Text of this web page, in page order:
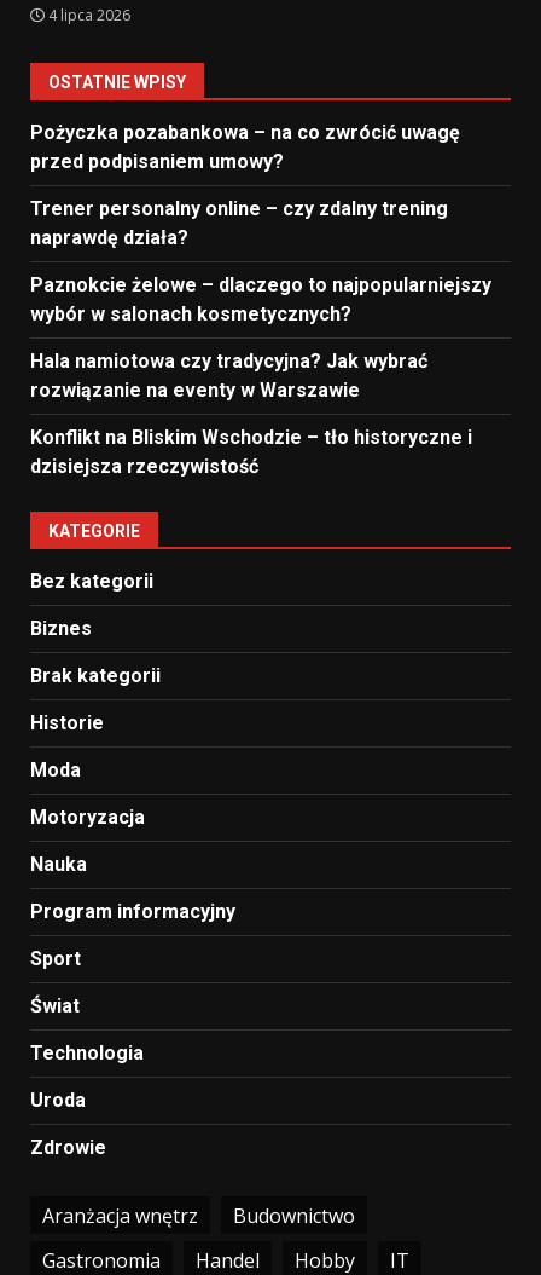
4 lipca 2026
OSTATNIE WPISY
Pożyczka pozabankowa – na co zwrócić uwagę
przed podpisaniem umowy?
Trener personalny online – czy zdalny trening
naprawdę działa?
Paznokcie żelowe – dlaczego to najpopularniejszy
wybór w salonach kosmetycznych?
Hala namiotowa czy tradycyjna? Jak wybrać
rozwiązanie na eventy w Warszawie
Konflikt na Bliskim Wschodzie – tło historyczne i
dzisiejsza rzeczywistość
KATEGORIE
Bez kategorii
Biznes
Brak kategorii
Historie
Moda
Motoryzacja
Nauka
Program informacyjny
Sport
Świat
Technologia
Uroda
Zdrowie
Aranżacja wnętrz
Budownictwo
Gastronomia
Handel Hobby
IT